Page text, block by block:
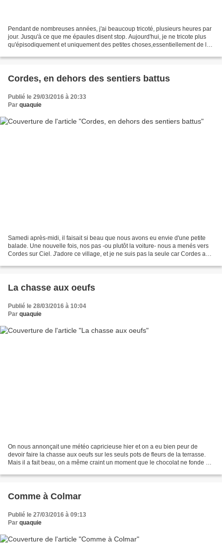
Pendant de nombreuses années, j'ai beaucoup tricoté, plusieurs heures par
jour. Jusqu'à ce que me épaules disent stop. Aujourd'hui, je ne tricote plus
qu'épisodiquement et uniquement des petites choses,essentiellement de la
Cordes, en dehors des sentiers battus
Publié le 29/03/2016 à 20:33
Par quaquie
Samedi après-midi, il faisait si beau que nous avons eu envie d'une petite
balade. Une nouvelle fois, nos pas -ou plutôt la voiture- nous a menés vers
Cordes sur Ciel. J'adore ce village, et je ne suis pas la seule car Cordes a
La chasse aux oeufs
Publié le 28/03/2016 à 10:04
Par quaquie
On nous annonçait une météo capricieuse hier et on a eu bien peur de
devoir faire la chasse aux oeufs sur les seuls pots de fleurs de la terrasse.
Mais il a fait beau, on a même craint un moment que le chocolat ne fonde au
Comme à Colmar
Publié le 27/03/2016 à 09:13
Par quaquie